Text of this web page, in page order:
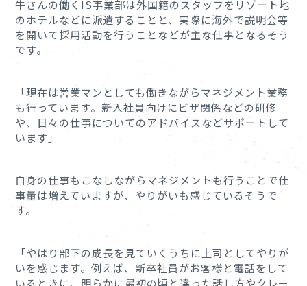
牛さんの働くIS事業部は外国籍のスタッフをリゾート地
のホテルなどに派遣することと、実際に海外で説明会等
を開いて採用活動を行うことなどが主な仕事となるそう
です。
「現在は営業マンとしても働きながらマネジメント業務
も行っています。新入社員向けにビザ関係などの研修
や、日々の仕事についてのアドバイスなどサポートして
います」
自身の仕事もこなしながらマネジメントも行うことで仕
事量は増えていますが、やりがいも感じているそうで
す。
「やはり部下の成長を見ていくうちに上司としてやりが
いを感じます。例えば、新卒社員がお客様と電話をして
いるときに、明らかに最初の頃と違った話し方やクレー